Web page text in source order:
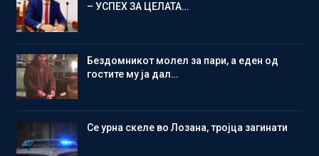
– УСПЕХ ЗА ЦЕЛАТА…
Бездомникот молел за пари, а еден од
гостите му ја дал…
Се урна скеле во Лозана, тројца загинати